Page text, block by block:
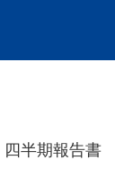
半期報告書